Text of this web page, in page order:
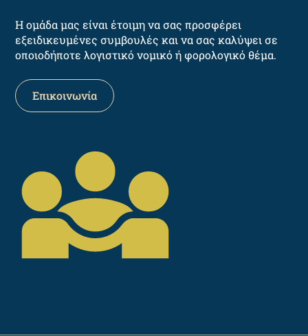
Η ομάδα μας είναι έτοιμη να σας προσφέρει
εξειδικευμένες συμβουλές και να σας καλύψει σε
οποιοδήποτε λογιστικό νομικό ή φορολογικό θέμα.
Επικοινωνία